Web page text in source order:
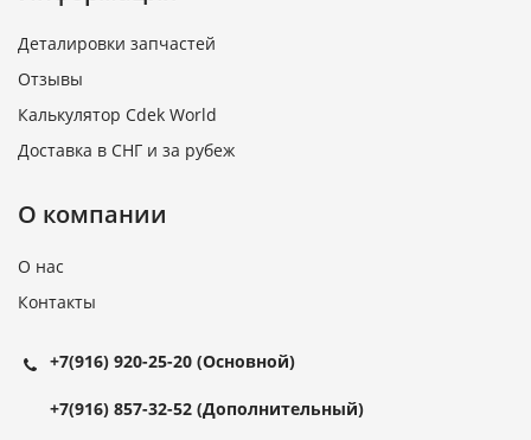
Деталировки запчастей
Отзывы
Калькулятор Cdek World
Доставка в СНГ и за рубеж
О компании
О нас
Контакты
+7(916) 920-25-20 (Основной)
+7(916) 857-32-52 (Дополнительный)